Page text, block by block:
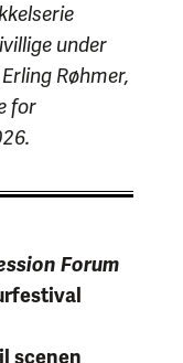
under
Røhmer,
for
Forum
scenen